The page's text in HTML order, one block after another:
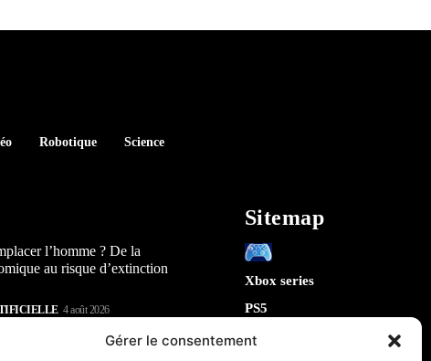
Gérer le consentement
Robotique Science
l’homme ? De la
au risque d’extinction
4 août 2026
Play : 5 révélations sur la
qui arrive en 2026
Sitemap
Xbox series
PS5
Switch